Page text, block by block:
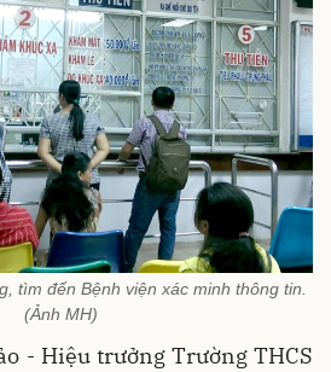
tìm đến Bệnh viện xác minh thông tin.
(Ảnh MH)
- Hiệu trưởng Trường THCS